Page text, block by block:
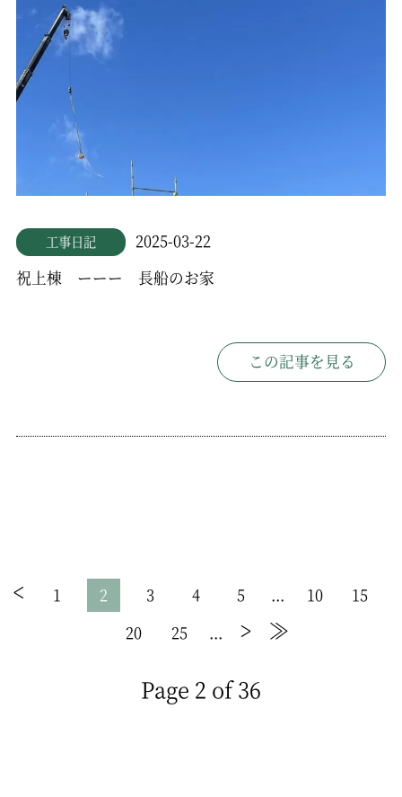
工事日記
2025-03-22
祝上棟 ーーー 長船のお家
この記事を見る
Page 2 of 36
< 1 2 3 4 5 ... 10
15
20
25 ... > ≫